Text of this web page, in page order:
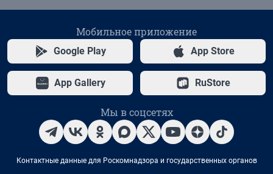
Мобильное приложение
Google Play App Store
App Gallery RuStore
Мы в соцсетях
Контактные данные для Роскомнадзора и государственных органов